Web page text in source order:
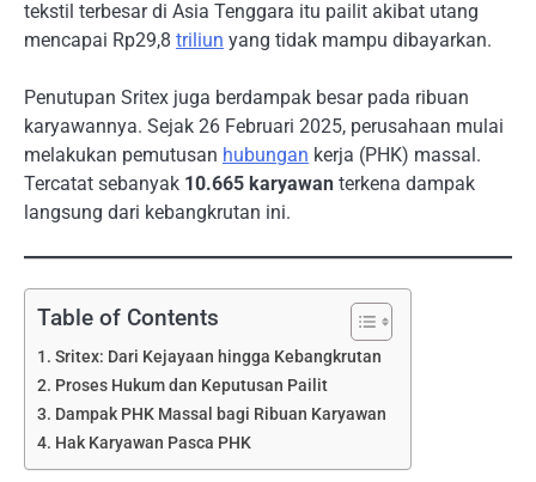
tekstil terbesar di Asia Tenggara itu pailit akibat utang
mencapai Rp29,8 triliun yang tidak mampu dibayarkan.
Penutupan Sritex juga berdampak besar pada ribuan
karyawannya. Sejak 26 Februari 2025, perusahaan mulai
melakukan pemutusan hubungan kerja (PHK) massal.
Tercatat sebanyak 10.665 karyawan terkena dampak
langsung dari kebangkrutan ini.
Table of Contents
Sritex: Dari Kejayaan hingga Kebangkrutan
Proses Hukum dan Keputusan Pailit
Dampak PHK Massal bagi Ribuan Karyawan
Hak Karyawan Pasca PHK